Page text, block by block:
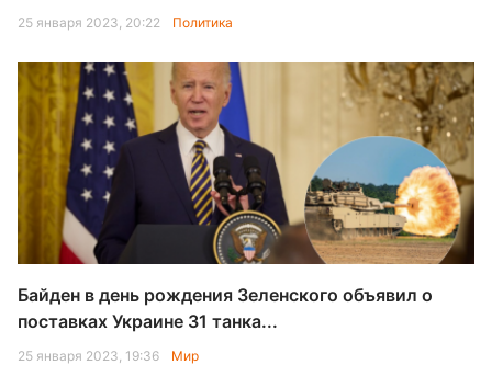
25 января 2023, 20:22 Политика
Байден в день рождения Зеленского объявил о
поставках Украине 31 танка...
25 января 2023, 19:36 Мир